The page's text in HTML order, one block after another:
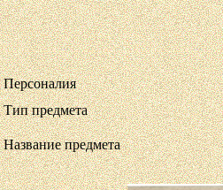
Персоналия
Тип предмета
Название предмета